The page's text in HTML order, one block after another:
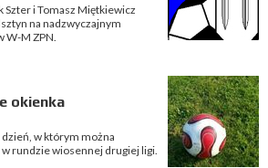
i Tomasz Miętkiewicz
na nadzwyczajnym
W-M ZPN.
okienka
w którym można
rundzie wiosennej drugiej ligi.